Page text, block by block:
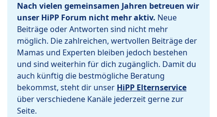
Nach vielen gemeinsamen Jahren betreuen wir
unser HiPP Forum nicht mehr aktiv. Neue
Beiträge oder Antworten sind nicht mehr
möglich. Die zahlreichen, wertvollen Beiträge der
Mamas und Experten bleiben jedoch bestehen
und sind weiterhin für dich zugänglich. Damit du
auch künftig die bestmögliche Beratung
bekommst, steht dir unser HiPP Elternservice
über verschiedene Kanäle jederzeit gerne zur
Seite.